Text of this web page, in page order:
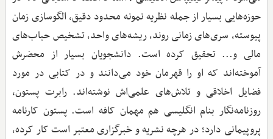
حوزه‌هایی بسیار از جمله نظریه نمونه محدود دقیق، الگوسازی زمان
پیوسته، سر‌ی‌های زمانی روند، ریشه‌‌های واحد، تشخیص حباب‌های
مالی و... تحقیق کرده است. دانشجویان بسیار از محضرش
آموخته‌اند که او را قهرمان خود می‌دانند و در کتابی در مورد
فضایل اخلاقی و تلاش‌های علمی‌اش نوشته‌اند. رابرت پستون،
روزنامه‌نگار بنام انگلیسی هم مهمان کافه است. پستون کارنامه
پروپیمانی دارد؛ در هرچه نشریه و خبرگزاری معتبر است کار کرده،